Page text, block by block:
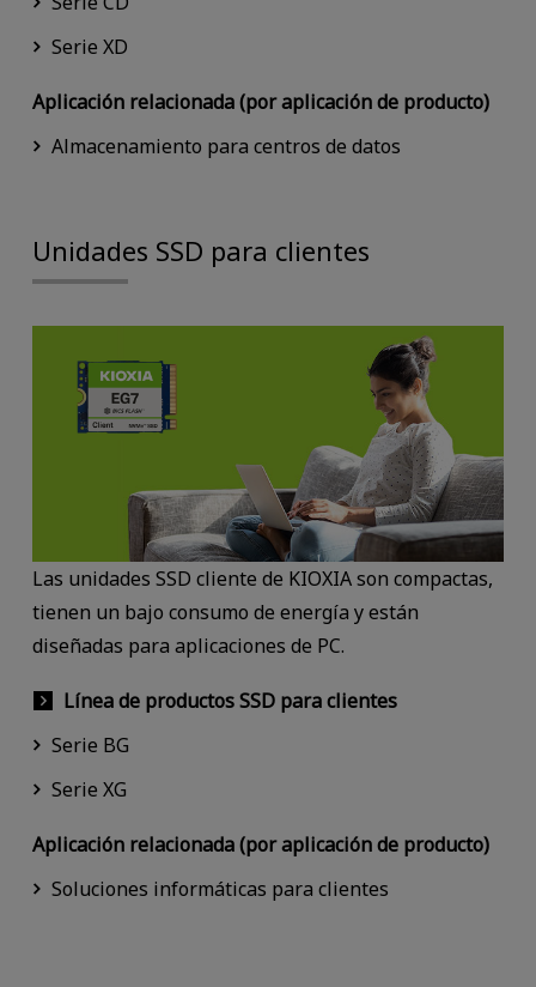
Serie XD
Aplicación relacionada (por aplicación de producto)
Almacenamiento para centros de datos
Unidades SSD para clientes
Las unidades SSD cliente de KIOXIA son compactas,
tienen un bajo consumo de energía y están
diseñadas para aplicaciones de PC.
Línea de productos SSD para clientes
Serie BG
Serie XG
Aplicación relacionada (por aplicación de producto)
Soluciones informáticas para clientes